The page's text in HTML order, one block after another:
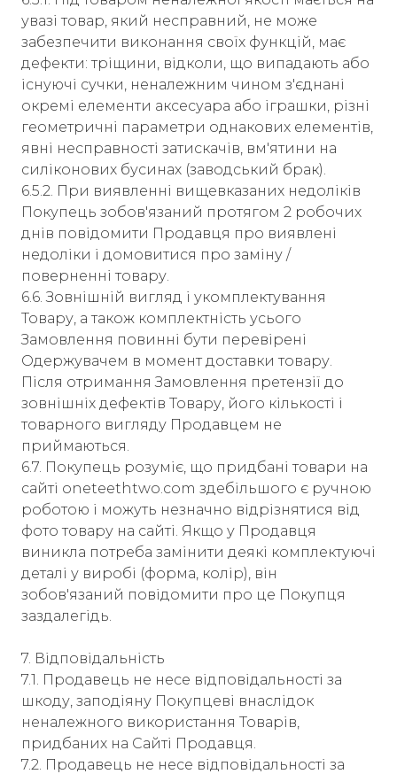
увазі товар, який несправний, не може
забезпечити виконання своїх функцій, має
дефекти: тріщини, відколи, що випадають або
існуючі сучки, неналежним чином з'єднані
окремі елементи аксесуара або іграшки, різні
геометричні параметри однакових елементів,
явні несправності затискачів, вм'ятини на
силіконових бусинах (заводський брак).
6.5.2. При виявленні вищевказаних недоліків
Покупець зобов'язаний протягом 2 робочих
днів повідомити Продавця про виявлені
недоліки і домовитися про заміну /
поверненні товару.
6.6. Зовнішній вигляд і укомплектування
Товару, а також комплектність усього
Замовлення повинні бути перевірені
Одержувачем в момент доставки товару.
Після отримання Замовлення претензії до
зовнішніх дефектів Товару, його кількості і
товарного вигляду Продавцем не
приймаються.
6.7. Покупець розуміє, що придбані товари на
сайті oneteethtwo.com здебільшого є ручною
роботою і можуть незначно відрізнятися від
фото товару на сайті. Якщо у Продавця
виникла потреба замінити деякі комплектуючі
деталі у виробі (форма, колір), він
зобов'язаний повідомити про це Покупця
заздалегідь.
7. Відповідальність
7.1. Продавець не несе відповідальності за
шкоду, заподіяну Покупцеві внаслідок
неналежного використання Товарів,
придбаних на Сайті Продавця.
7.2. Продавець не несе відповідальності за